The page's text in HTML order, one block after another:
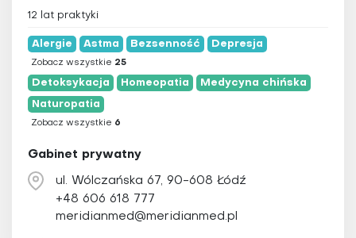
12 lat praktyki
Alergie Astma Bezsenność Depresja
Zobacz wszystkie 25
Detoksykacja Homeopatia Medycyna chińska
Naturopatia
Zobacz wszystkie 6
Gabinet prywatny
ul. Wólczańska 67, 90-608 Łódź
+48 606 618 777
meridianmed@meridianmed.pl